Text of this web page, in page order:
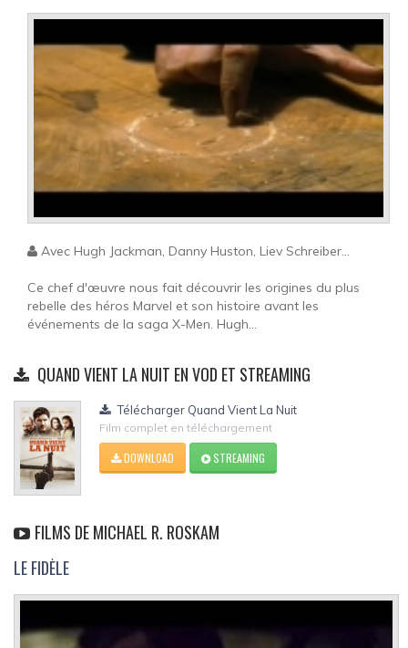
Avec Hugh Jackman, Danny Huston, Liev Schreiber...
Ce chef d'œuvre nous fait découvrir les origines du plus
rebelle des héros Marvel et son histoire avant les
événements de la saga X-Men. Hugh...
QUAND VIENT LA NUIT EN VOD ET STREAMING
Télécharger Quand Vient La Nuit
Film complet en téléchargement
DOWNLOAD STREAMING
FILMS DE MICHAEL R. ROSKAM
LE FIDÈLE